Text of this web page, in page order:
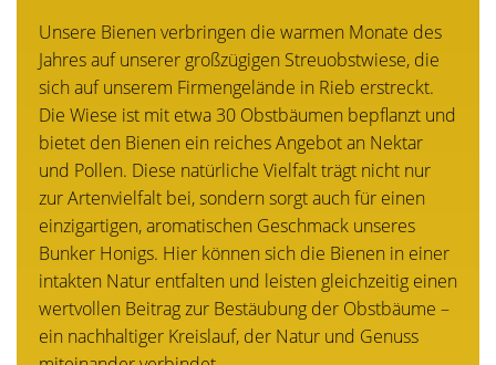
Unsere Bienen verbringen die warmen Monate des
Jahres auf unserer großzügigen Streuobstwiese, die
sich auf unserem Firmengelände in Rieb erstreckt.
Die Wiese ist mit etwa 30 Obstbäumen bepflanzt und
bietet den Bienen ein reiches Angebot an Nektar
und Pollen. Diese natürliche Vielfalt trägt nicht nur
zur Artenvielfalt bei, sondern sorgt auch für einen
einzigartigen, aromatischen Geschmack unseres
Bunker Honigs. Hier können sich die Bienen in einer
intakten Natur entfalten und leisten gleichzeitig einen
wertvollen Beitrag zur Bestäubung der Obstbäume –
ein nachhaltiger Kreislauf, der Natur und Genuss